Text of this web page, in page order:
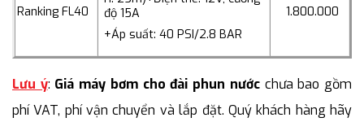
Ranking FL40
độ 15A
+Áp suất: 40 PSI/2.8 BAR
1.800.000
Lưu ý: Giá máy bơm cho đài phun nướcchưa bao gồm
phí VAT, phí vận chuyển và lắp đặt. Quý khách hàng hãy